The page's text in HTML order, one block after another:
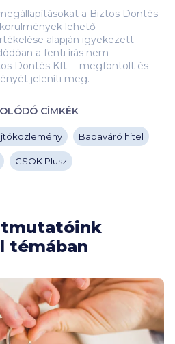
a Biztos Döntés
lehető
alapján igyekezett
a fenti írás nem
Döntés Kft. – megfontolt és
jeleníti meg.
CÍMKÉK
Babaváró hitel
CSOK Plusz
témában